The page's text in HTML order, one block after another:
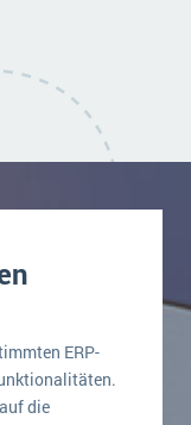
ERP-
die